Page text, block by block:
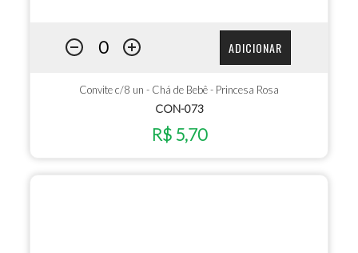
ADICIONAR
Convite c/8 un - Chá de Bebê - Princesa Rosa
CON-073
R$ 5,70